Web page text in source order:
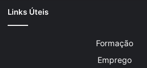
Links Úteis
Formação
Emprego